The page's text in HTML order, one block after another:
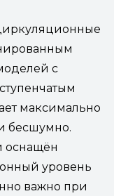
с
максимально
бесшумно.
оснащён
уровень
важно при